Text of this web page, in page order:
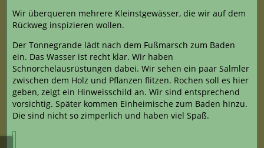
Wir überqueren mehrere Kleinstgewässer, die wir auf dem
Rückweg inspizieren wollen.
Der Tonnegrande lädt nach dem Fußmarsch zum Baden
ein. Das Wasser ist recht klar. Wir haben
Schnorchelausrüstungen dabei. Wir sehen ein paar Salmler
zwischen dem Holz und Pflanzen flitzen. Rochen soll es hier
geben, zeigt ein Hinweisschild an. Wir sind entsprechend
vorsichtig. Später kommen Einheimische zum Baden hinzu.
Die sind nicht so zimperlich und haben viel Spaß.